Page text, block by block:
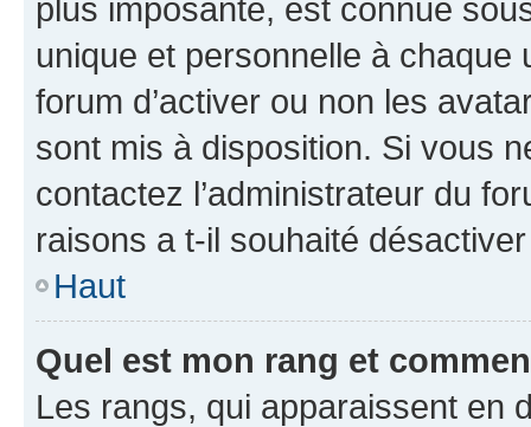
plus imposante, est connue
unique et personnelle à chaque
forum d’activer ou non les
sont mis à disposition. Si vous
contactez l’administrateur du
raisons a t-il souhaité
Haut
Quel est mon rang et
Les rangs, qui apparaissent en